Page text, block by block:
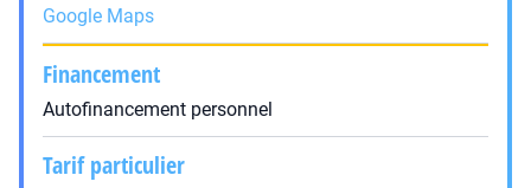
Google Maps
Financement
Autofinancement personnel
Tarif particulier